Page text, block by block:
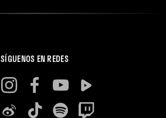
SÍGUENOS EN REDES